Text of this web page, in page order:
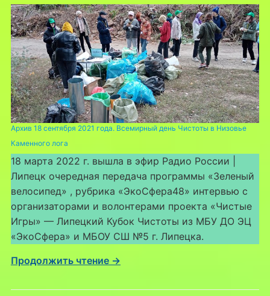
Архив 18 сентября 2021 года. Всемирный день Чистоты в Низовье
Каменного лога
18 марта 2022 г. вышла в эфир Радио России |
Липецк очередная передача программы «Зеленый
велосипед» , рубрика «ЭкоСфера48» интервью с
организаторами и волонтерами проекта «Чистые
Игры» — Липецкий Кубок Чистоты из МБУ ДО ЭЦ
«ЭкоСфера» и МБОУ СШ №5 г. Липецка.
Продолжить чтение →